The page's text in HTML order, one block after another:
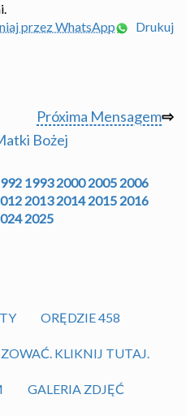
przez WhatsApp
Drukuj
Próxima Mensagem⇨
Bożej
1993 2000 2005 2006
2013 2014 2015 2016
2025
ORĘDZIE 458
KLIKNIJ TUTAJ.
GALERIA ZDJĘĆ